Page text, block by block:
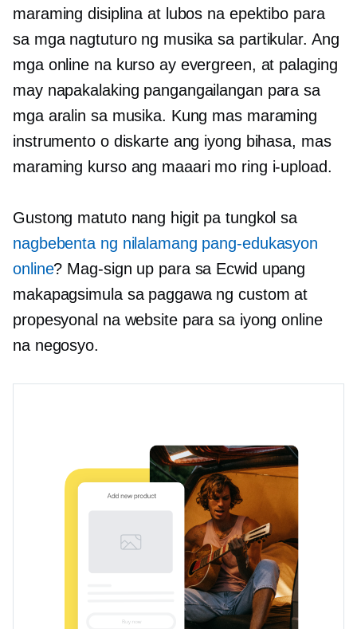
maraming disiplina at lubos na epektibo para
sa mga nagtuturo ng musika sa partikular. Ang
mga online na kurso ay evergreen, at palaging
may napakalaking pangangailangan para sa
mga aralin sa musika. Kung mas maraming
instrumento o diskarte ang iyong bihasa, mas
maraming kurso ang maaari mo ring i-upload.
Gustong matuto nang higit pa tungkol sa
nagbebenta ng nilalamang pang-edukasyon
online? Mag-sign up para sa Ecwid upang
makapagsimula sa paggawa ng custom at
propesyonal na website para sa iyong online
na negosyo.